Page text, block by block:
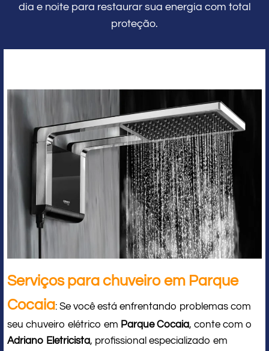
dia e noite para restaurar sua energia com total
proteção.
Serviços para chuveiro em Parque
Cocaia: Se você está enfrentando problemas com
seu chuveiro elétrico em Parque Cocaia, conte com o
Adriano Eletricista, profissional especializado em